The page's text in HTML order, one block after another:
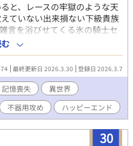
と、レースの牢獄のような天
ていない出来損ない下級貴族
言を浴びせてくる氷の騎士セ
人のファンタジー貴族ラブコ
攻はいません。 タイトル通り
族描写は緩い目で雰囲気だけ
ピーエンドです。 激重感情を
志の方、どうぞよろしくお
イトにも同作品を投稿してい
するかもしれません。 初めて
ず、何かおかしなことをしで
追記：読んでくださった
最終更新日 2026.3.30 登録日 2026.3.7
記憶喪失
異世界
不器用攻め ハッピーエンド
30